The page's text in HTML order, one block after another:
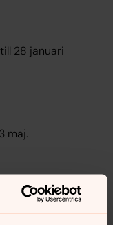
28 januari
maj.
2023. Program